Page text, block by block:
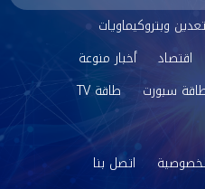
تعدين وبتروكيماويات
اقتصاد
أخبار منوعة
سبورت
طاقة TV
اتصل بنا